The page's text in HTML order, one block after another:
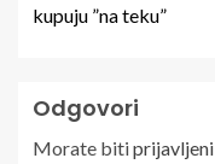
kupuju ”na teku”
Odgovori
Morate bitiprijavljeni